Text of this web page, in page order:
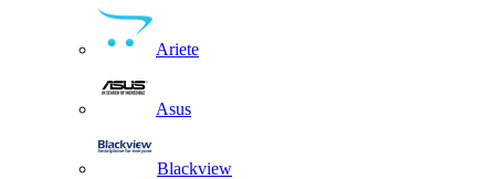
Ariete
Asus
Blackview